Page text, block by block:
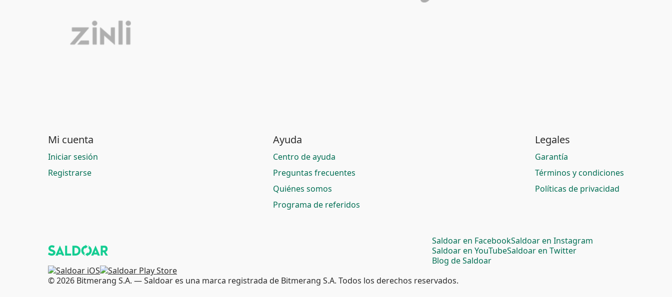
Mi cuenta
Iniciar sesión
Registrarse
Ayuda
Centro de ayuda
Preguntas frecuentes
Quiénes somos
Programa de referidos
Legales
Garantía
Términos y condiciones
Políticas de privacidad
Saldoar en FacebookSaldoar en Instagram
Saldoar en YouTubeSaldoar en Twitter
Blog de Saldoar
© 2026 Bitmerang S.A. — Saldoar es una marca registrada de Bitmerang S.A. Todos los derechos reservados.